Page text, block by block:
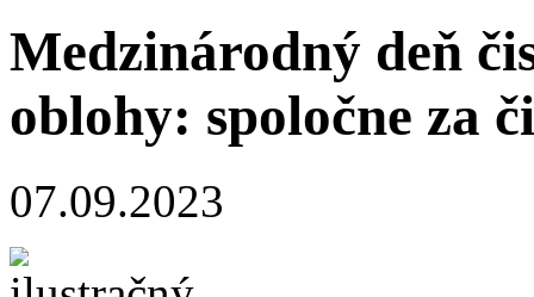
Medzinárodný deň
oblohy: spoločne za
07.09.2023